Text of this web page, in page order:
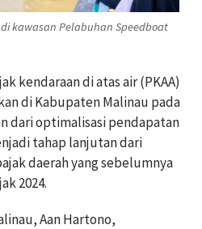
kawasan Pelabuhan Speedboat
kendaraan di atas air (PKAA)
di Kabupaten Malinau pada
dari optimalisasi pendapatan
tahap lanjutan dari
daerah yang sebelumnya
2024.
Aan Hartono,